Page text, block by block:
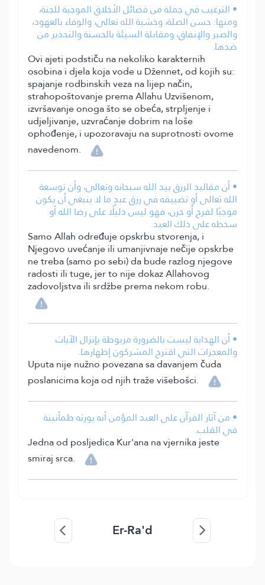
• الترغيب في جملة من فضائل الأخلاق الموجبة للجنة،
ومنها: حسن الصلة، وخشية الله تعالى، والوفاء بالعهود،
والصبر والإنفاق، ومقابلة السيئة بالحسنة والتحذير من
ضدها.
Ovi ajeti podstiču na nekoliko karakternih
osobina i djela koja vode u Džennet, od kojih su:
spajanje rodbinskih veza na lijep način,
strahopoštovanje prema Allahu Uzvišenom,
izvršavanje onoga što se obeća, strpljenje i
udjeljivanje, uzvraćanje dobrim na loše
ophođenje, i upozoravaju na suprotnosti ovome
navedenom.
• أن مقاليد الرزق بيد الله سبحانه وتعالى، وأن توسعة
الله تعالى أو تضييقه في رزق عبدٍ ما لا ينبغي أن يكون
موجبًا لفرح أو حزن، فهو ليس دليلًا على رضا الله أو
سخطه على ذلك العبد.
Samo Allah određuje opskrbu stvorenja, i
Njegovo uvećanje ili umanjivnaje nečije opskrbe
ne treba (samo po sebi) da bude razlog njegove
radosti ili tuge, jer to nije dokaz Allahovog
zadovoljstva ili srdžbe prema nekom robu.
• أن الهداية ليست بالضرورة مربوطة بإنزال الآيات
والمعجزات التي اقترح المشركون إظهارها.
Uputa nije nužno povezana sa davanjem čuda
poslanicima koja od njih traže višebošci.
• من آثار القرآن على العبد المؤمن أنه يورثه طمأنينة
في القلب.
Jedna od posljedica Kur'ana na vjernika jeste
smiraj srca.
Er-Ra'd